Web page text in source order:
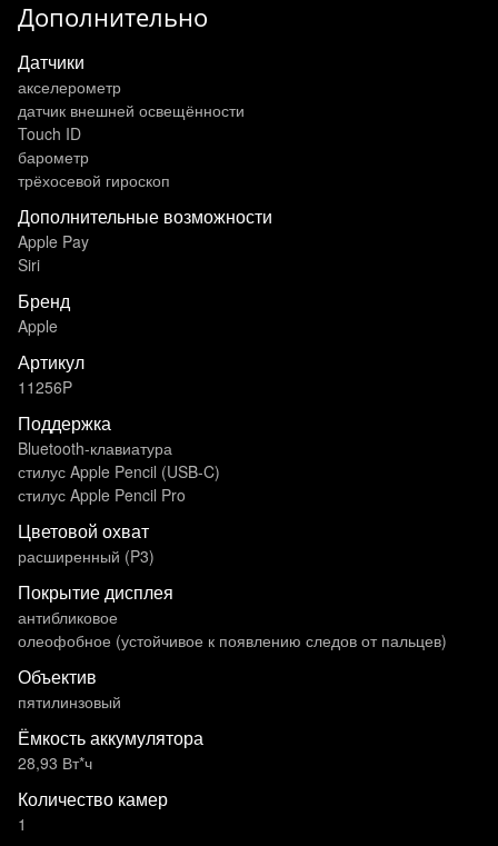
Дополнительно
Датчики
акселерометр
датчик внешней освещённости
Touch ID
барометр
трёхосевой гироскоп
Дополнительные возможности
Apple Pay
Siri
Бренд
Apple
Артикул
11256P
Поддержка
Bluetooth-клавиатура
стилус Apple Pencil (USB‑C)
стилус Apple Pencil Pro
Цветовой охват
расширенный (P3)
Покрытие дисплея
антибликовое
олеофобное (устойчивое к появлению следов от пальцев)
Объектив
пятилинзовый
Ёмкость аккумулятора
28,93 Вт*ч
Количество камер
1